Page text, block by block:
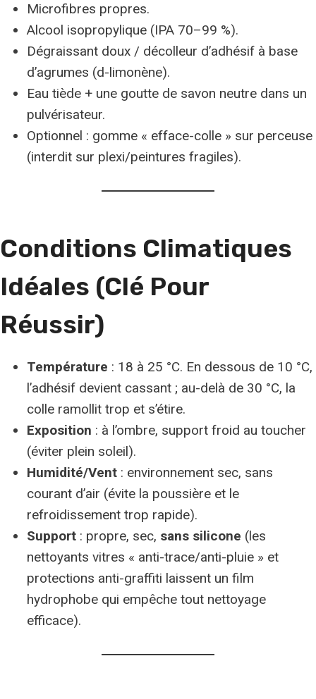
Microfibres propres.
Alcool isopropylique (IPA 70–99 %).
Dégraissant doux / décolleur d’adhésif à base
d’agrumes (d-limonène).
Eau tiède + une goutte de savon neutre dans un
pulvérisateur.
Optionnel : gomme « efface-colle » sur perceuse
(interdit sur plexi/peintures fragiles).
Conditions Climatiques
Idéales (clé Pour
Réussir)
Température : 18 à 25 °C. En dessous de 10 °C,
l’adhésif devient cassant ; au-delà de 30 °C, la
colle ramollit trop et s’étire.
Exposition : à l’ombre, support froid au toucher
(éviter plein soleil).
Humidité/Vent : environnement sec, sans
courant d’air (évite la poussière et le
refroidissement trop rapide).
Support : propre, sec, sans silicone (les
nettoyants vitres « anti-trace/anti-pluie » et
protections anti-graffiti laissent un film
hydrophobe qui empêche tout nettoyage
efficace).